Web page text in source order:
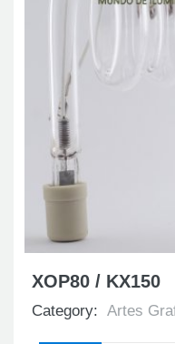
XOP80 / KX150
Category: Artes